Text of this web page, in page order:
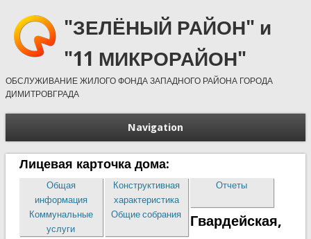
"ЗЕЛЁНЫЙ РАЙОН" и
"11 МИКРОРАЙОН"
ОБСЛУЖИВАНИЕ ЖИЛОГО ФОНДА ЗАПАДНОГО РАЙОНА ГОРОДА
ДИМИТРОВГРАДА
Navigation
Лицевая карточка дома:
Общая
информация
Конструктивная
характеристика
Отчеты
Коммунальные
услуги
Общие собрания
Гвардейская,